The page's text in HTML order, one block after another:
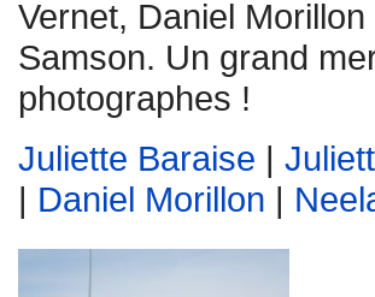
Vernet, Daniel
Samson. Un grand
photographes !
Juliette Baraise |
| Daniel Morillon |